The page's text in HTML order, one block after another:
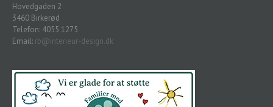
Hovedgaden 2
3460 Birkerød
Telefon: 4055 1275
Email: rb@interieur-design.dk